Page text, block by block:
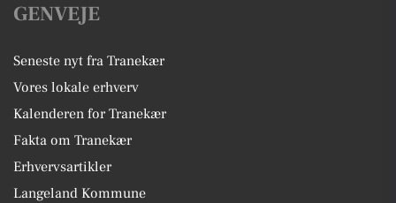
GENVEJE
Seneste nyt fra Tranekær
Vores lokale erhverv
Kalenderen for Tranekær
Fakta om Tranekær
Erhvervsartikler
Langeland Kommune